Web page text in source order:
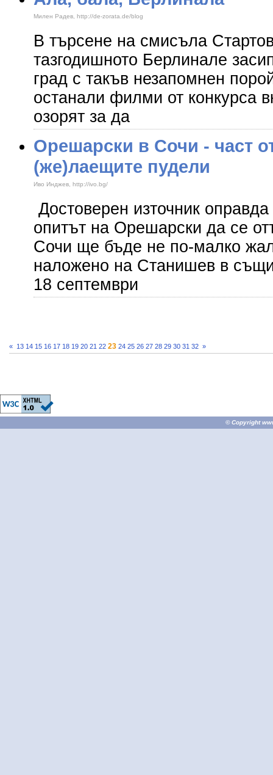
Милен Радев, http://de-zorata.de/blog
В търсене на смисъла
тазгодишното Берлинале
град с такъв незапомнен
останали филми от конкурса
озорят за да
Орешарски в Сочи - част
(же)лаещите пудели
Иво Инджев, http://ivo.bg/
Достоверен източник
опитът на Орешарски да се
Сочи ще бъде не по-малко
наложено на Станишев в
18 септември
« 13 14 15 16 17 18 19 20 21 22 23 24 25 26 27 28 29 30 31 32 »
© Copyright